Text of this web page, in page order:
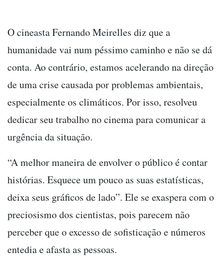
O cineasta Fernando Meirelles diz que a
humanidade vai num péssimo caminho e não se dá
conta. Ao contrário, estamos acelerando na direção
de uma crise causada por problemas ambientais,
especialmente os climáticos. Por isso, resolveu
dedicar seu trabalho no cinema para comunicar a
urgência da situação.
“A melhor maneira de envolver o público é contar
histórias. Esquece um pouco as suas estatísticas,
deixa seus gráficos de lado”. Ele se exaspera com o
preciosismo dos cientistas, pois parecem não
perceber que o excesso de sofisticação e números
entedia e afasta as pessoas.